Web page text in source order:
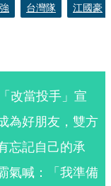
台灣隊
江國豪
改當投手」宣
為好朋友，雙方
忘記自己的承
氣喊：「我準備